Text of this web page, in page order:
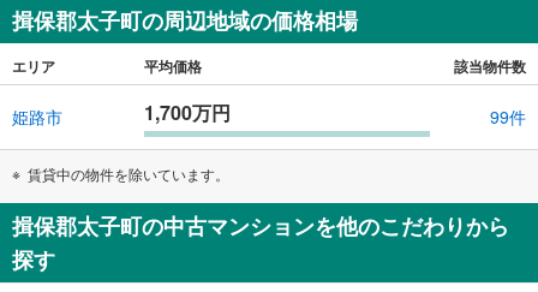
を
マ
イ
ペ
ー
ジ
に
保
存
す
る
揖保郡太子町の周辺地域の価格相場
エリア 平均価格 該当物件数
姫路市 1,700万円 99件
賃貸中の物件を除いています。
揖保郡太子町の中古マンションを他のこだわりから
探す